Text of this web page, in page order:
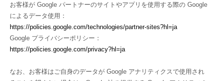
お客様が Google パートナーのサイトやアプリを使用する際の Google
によるデータ使用：
https://policies.google.com/technologies/partner-sites?hl=ja
Google プライバシーポリシー：
https://policies.google.com/privacy?hl=ja
なお、お客様はご自身のデータが Google アナリティクスで使用され